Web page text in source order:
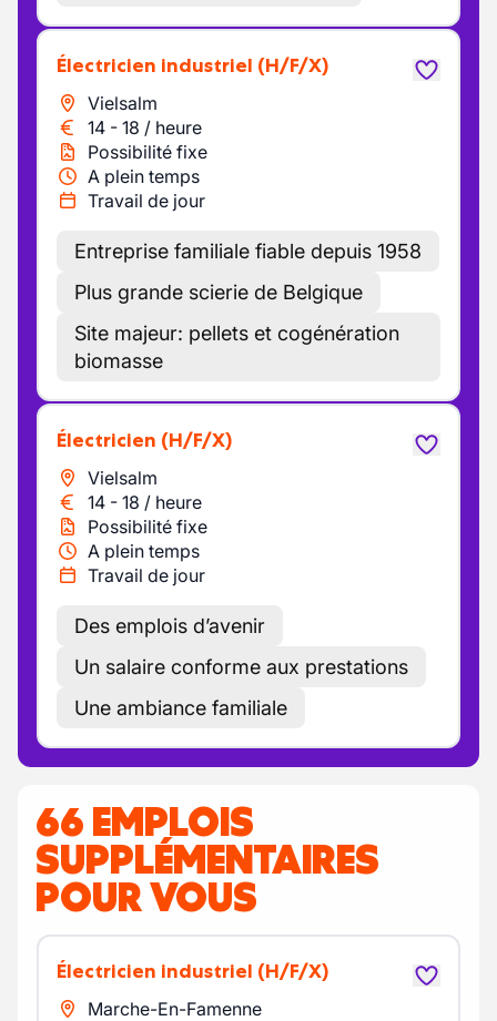
Électricien industriel (H/F/X)
Vielsalm
14 - 18 / heure
Possibilité fixe
A plein temps
Travail de jour
Entreprise familiale fiable depuis 1958
Plus grande scierie de Belgique
Site majeur: pellets et cogénération
biomasse
Électricien (H/F/X)
Vielsalm
14 - 18 / heure
Possibilité fixe
A plein temps
Travail de jour
Des emplois d’avenir
Un salaire conforme aux prestations
Une ambiance familiale
66 EMPLOIS
SUPPLÉMENTAIRES
POUR VOUS
Électricien industriel (H/F/X)
Marche-En-Famenne